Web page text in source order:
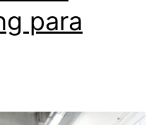
para